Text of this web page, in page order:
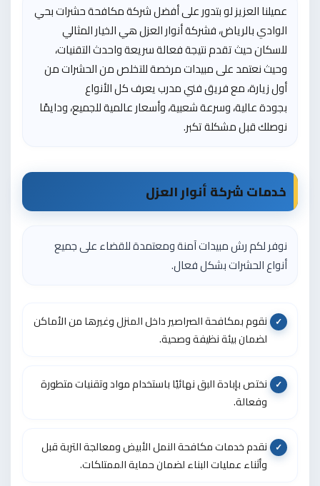
عميلنا العزيز لو بتدور على أفضلشركة مكافحة حشرات بحي
الوادي بالرياض، فشركة أنوار العزل هي الخيار المثالي
للسكان حيث تقدم نتيجة فعالة سريعة واحدث التقنيات،
وحيث نعتمد على مبيدات مرخصة للتخلص من الحشرات من
أول زيارة، مع فريق فني مدرب يعرف كل الأنواع
بجودة عالية، وسرعة شعبية، وأسعار عالمية للجميع، ودايمًا
نوصلك قبل مشكلة تكبر.
خدمات شركة أنوار العزل
نوفر لكم رش مبيدات آمنة ومعتمدة للقضاء على جميع
أنواع الحشرات بشكل فعال.
نقوم بمكافحة الصراصير داخل المنزل وغيرها من الأماكن
لضمان بيئة نظيفة وصحية.
نختص بإبادة البق نهائيًا باستخدام مواد وتقنيات متطورة
وفعالة.
نقدم خدمات مكافحة النمل الأبيض ومعالجة التربة قبل
وأثناء عمليات البناء لضمان حماية الممتلكات.